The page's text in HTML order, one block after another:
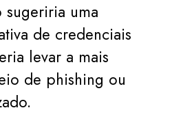
sugeriria uma
de credenciais
levar a mais
de phishing ou